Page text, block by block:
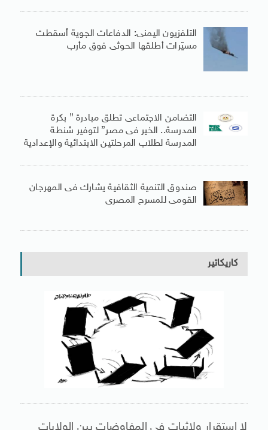
التلفزيون اليمنى: الدفاعات الجوية أسقطت
مسيّرات أطلقها الحوثى فوق مأرب
التضامن الاجتماعى تطلق مبادرة ” بكرة
المدرسة.. الخير فى مصر” لتوفير شنطة
المدرسة لطلاب المرحلتين الابتدائية والإعدادية
صندوق التنمية الثقافية يشارك فى المهرجان
القومى للمسرح المصرى
كاريكاتير